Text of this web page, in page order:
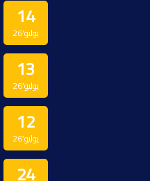
14
يوليو’26
13
يوليو’26
12
يوليو’26
24